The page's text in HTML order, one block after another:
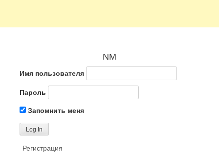
NM
Имя пользователя
Пароль
Запомнить меня
Регистрация